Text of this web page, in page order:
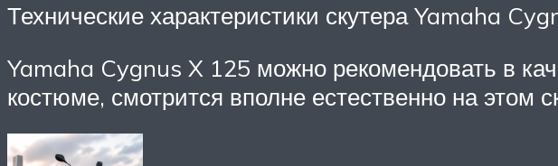
Технические характеристики скутера Yamaha
Yamaha Cygnus X 125 можно рекомендовать в
костюме, смотрится вполне естественно на этом